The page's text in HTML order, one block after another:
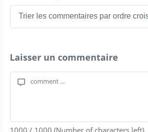
Laisser un commentaire
1000 / 1000 (Number of characters left) .